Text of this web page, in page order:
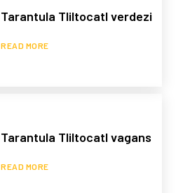
Tarantula Tliltocatl verdezi
READ MORE
Tarantula Tliltocatl vagans
READ MORE